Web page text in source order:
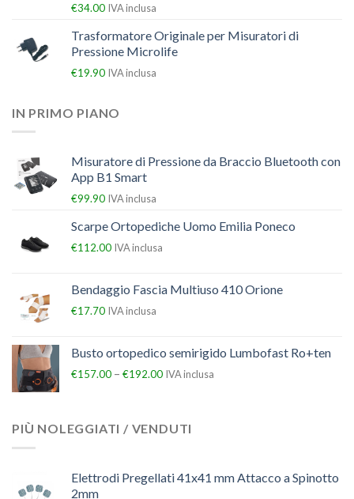
€34.00 IVA inclusa
Trasformatore Originale per Misuratori di
Pressione Microlife
€19.90 IVA inclusa
IN PRIMO PIANO
Misuratore di Pressione da Braccio Bluetooth con
App B1 Smart
€99.90 IVA inclusa
Scarpe Ortopediche Uomo Emilia Poneco
€112.00 IVA inclusa
Bendaggio Fascia Multiuso 410 Orione
€17.70 IVA inclusa
Busto ortopedico semirigido Lumbofast Ro+ten
€157.00 – €192.00 IVA inclusa
PIÙ NOLEGGIATI / VENDUTI
Elettrodi Pregellati 41x41 mm Attacco a Spinotto
2mm